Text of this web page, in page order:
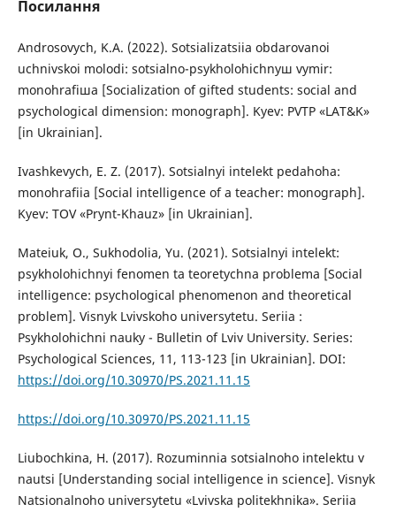
Посилання
Androsovych, K.A. (2022). Sotsializatsiіa obdarovanoi
uchnivskoi molodi: sotsialno-psykholohichnyш vymir:
monohrafiшa [Socialization of gifted students: social and
psychological dimension: monograph]. Kyev: PVTP «LAT&K»
[in Ukrainian].
Ivashkevych, E. Z. (2017). Sotsialnyi intelekt pedahoha:
monohrafiіa [Social intelligence of a teacher: monograph].
Kyev: TOV «Prynt-Khauz» [in Ukrainian].
Mateiuk, O., Sukhodolia, Yu. (2021). Sotsialnyi intelekt:
psykholohichnyi fenomen ta teoretychna problema [Social
intelligence: psychological phenomenon and theoretical
problem]. Visnyk Lvivskoho universytetu. Seriia :
Psykholohichni nauky - Bulletin of Lviv University. Series:
Psychological Sciences, 11, 113-123 [in Ukrainian]. DOI:
https://doi.org/10.30970/PS.2021.11.15
https://doi.org/10.30970/PS.2021.11.15
Lіubochkina, H. (2017). Rozuminnіa sotsialnoho intelektu v
nautsi [Understanding social intelligence in science]. Visnyk
Natsionalnoho universytetu «Lvivska politekhnika». Seriia